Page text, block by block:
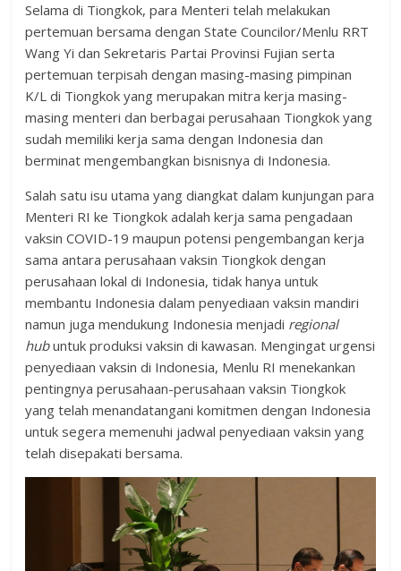
Selama di Tiongkok, para Menteri telah melakukan
pertemuan bersama dengan State Councilor/Menlu RRT
Wang Yi dan Sekretaris Partai Provinsi Fujian serta
pertemuan terpisah dengan masing-masing pimpinan
K/L di Tiongkok yang merupakan mitra kerja masing-
masing menteri dan berbagai perusahaan Tiongkok yang
sudah memiliki kerja sama dengan Indonesia dan
berminat mengembangkan bisnisnya di Indonesia.
Salah satu isu utama yang diangkat dalam kunjungan para
Menteri RI ke Tiongkok adalah kerja sama pengadaan
vaksin COVID-19 maupun potensi pengembangan kerja
sama antara perusahaan vaksin Tiongkok dengan
perusahaan lokal di Indonesia, tidak hanya untuk
membantu Indonesia dalam penyediaan vaksin mandiri
namun juga mendukung Indonesia menjadi regional
hubuntuk produksi vaksin di kawasan. Mengingat urgensi
penyediaan vaksin di Indonesia, Menlu RI menekankan
pentingnya perusahaan-perusahaan vaksin Tiongkok
yang telah menandatangani komitmen dengan Indonesia
untuk segera memenuhi jadwal penyediaan vaksin yang
telah disepakati bersama.